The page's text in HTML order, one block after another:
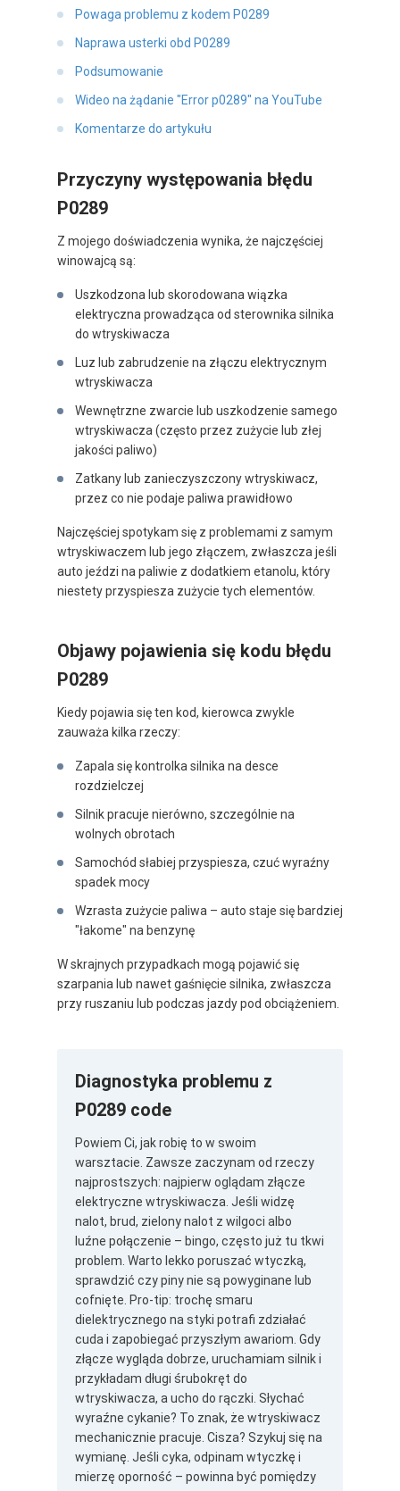
Powaga problemu z kodem P0289
Naprawa usterki obd P0289
Podsumowanie
Wideo na żądanie "Error p0289" na YouTube
Komentarze do artykułu
Przyczyny występowania błędu
P0289
Z mojego doświadczenia wynika, że najczęściej
winowajcą są:
Uszkodzona lub skorodowana wiązka
elektryczna prowadząca od sterownika silnika
do wtryskiwacza
Luz lub zabrudzenie na złączu elektrycznym
wtryskiwacza
Wewnętrzne zwarcie lub uszkodzenie samego
wtryskiwacza (często przez zużycie lub złej
jakości paliwo)
Zatkany lub zanieczyszczony wtryskiwacz,
przez co nie podaje paliwa prawidłowo
Najczęściej spotykam się z problemami z samym
wtryskiwaczem lub jego złączem, zwłaszcza jeśli
auto jeździ na paliwie z dodatkiem etanolu, który
niestety przyspiesza zużycie tych elementów.
Objawy pojawienia się kodu błędu
P0289
Kiedy pojawia się ten kod, kierowca zwykle
zauważa kilka rzeczy:
Zapala się kontrolka silnika na desce
rozdzielczej
Silnik pracuje nierówno, szczególnie na
wolnych obrotach
Samochód słabiej przyspiesza, czuć wyraźny
spadek mocy
Wzrasta zużycie paliwa – auto staje się bardziej
"łakome" na benzynę
W skrajnych przypadkach mogą pojawić się
szarpania lub nawet gaśnięcie silnika, zwłaszcza
przy ruszaniu lub podczas jazdy pod obciążeniem.
Diagnostyka problemu z
P0289 code
Powiem Ci, jak robię to w swoim
warsztacie. Zawsze zaczynam od rzeczy
najprostszych: najpierw oglądam złącze
elektryczne wtryskiwacza. Jeśli widzę
nalot, brud, zielony nalot z wilgoci albo
luźne połączenie – bingo, często już tu tkwi
problem. Warto lekko poruszać wtyczką,
sprawdzić czy piny nie są powyginane lub
cofnięte. Pro-tip: trochę smaru
dielektrycznego na styki potrafi zdziałać
cuda i zapobiegać przyszłym awariom. Gdy
złącze wygląda dobrze, uruchamiam silnik i
przykładam długi śrubokręt do
wtryskiwacza, a ucho do rączki. Słychać
wyraźne cykanie? To znak, że wtryskiwacz
mechanicznie pracuje. Cisza? Szykuj się na
wymianę. Jeśli cyka, odpinam wtyczkę i
mierzę oporność – powinna być pomiędzy